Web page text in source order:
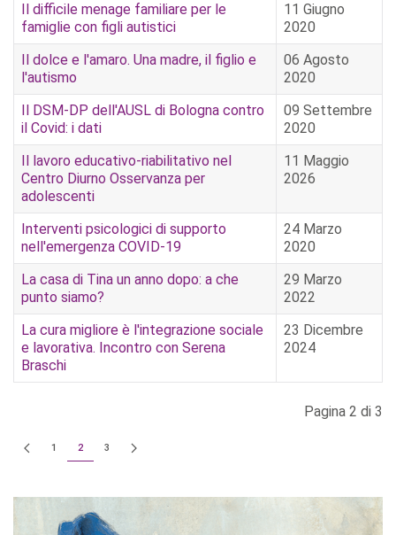
Il difficile menage familiare per le
famiglie con figli autistici
11 Giugno
2020
Il dolce e l'amaro. Una madre, il figlio e
l'autismo
06 Agosto
2020
Il DSM-DP dell'AUSL di Bologna contro
il Covid: i dati
09 Settembre
2020
Il lavoro educativo-riabilitativo nel
Centro Diurno Osservanza per
adolescenti
11 Maggio
2026
Interventi psicologici di supporto
nell'emergenza COVID-19
24 Marzo
2020
La casa di Tina un anno dopo: a che
punto siamo?
29 Marzo
2022
La cura migliore è l'integrazione sociale
e lavorativa. Incontro con Serena
Braschi
23 Dicembre
2024
Pagina 2 di 3
1 2 3